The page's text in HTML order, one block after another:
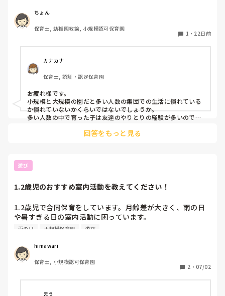
ちょん
保育士, 幼稚園教諭, 小規模認可保育園
1 ・ 22日前
カナカナ
保育士, 認証・認定保育園
お疲れ様です。
小規模と大規模の園だと多い人数の集団での生活に慣れている
か慣れていないかくらいではないでしょうか。
多い人数の中で育った子は友達のやりとりの経験が多いので、
小規模だからこそ一人一人ゆったりと丁寧に関わってあげられ
回答をもっと見る
遊び
1.2歳児のおすすめ室内活動を教えてください！
1.2歳児で合同保育をしています。月齢差が大きく、雨の日
や暑すぎる日の室内活動に困っています。
体操などではぶつかってしまったり、感触遊びでは小さい子
小規模保育園、マンションの一室のためホールなどがありま
せん。
なにかおすすめの室内活動があれば教えてください。
雨の日 小規模保育園 遊び
himawari
保育士, 小規模認可保育園
2 ・ 07/02
まう